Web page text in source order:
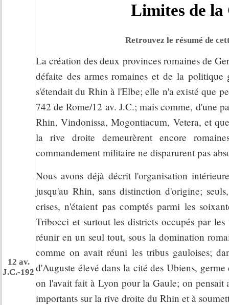
12 av.
J.C.-192
Limites de la
Retrouvez le résumé de
La création des deux provinces romaines de
défaite des armes romaines et de la
s'étendait du Rhin à l'Elbe; elle n'a existé que
742 de Rome/12 av. J.C.; mais comme, d'une
Rhin, Vindonissa, Mogontiacum, Vetera, et
la rive droite demeurèrent encore
commandement militaire ne disparurent pas
Nous avons déjà décrit l'organisation
jusqu'au Rhin, sans distinction d'origine;
crises, n'étaient pas comptés parmi les
Tribocci et surtout les districts occupés par
réunir en un seul tout, sous la domination
comme on avait réuni les tribus gauloises;
d'Auguste élevé dans la cité des Ubiens,
on l'avait fait à Lyon pour la Gaule; on pensait
importants sur la rive droite du Rhin et à